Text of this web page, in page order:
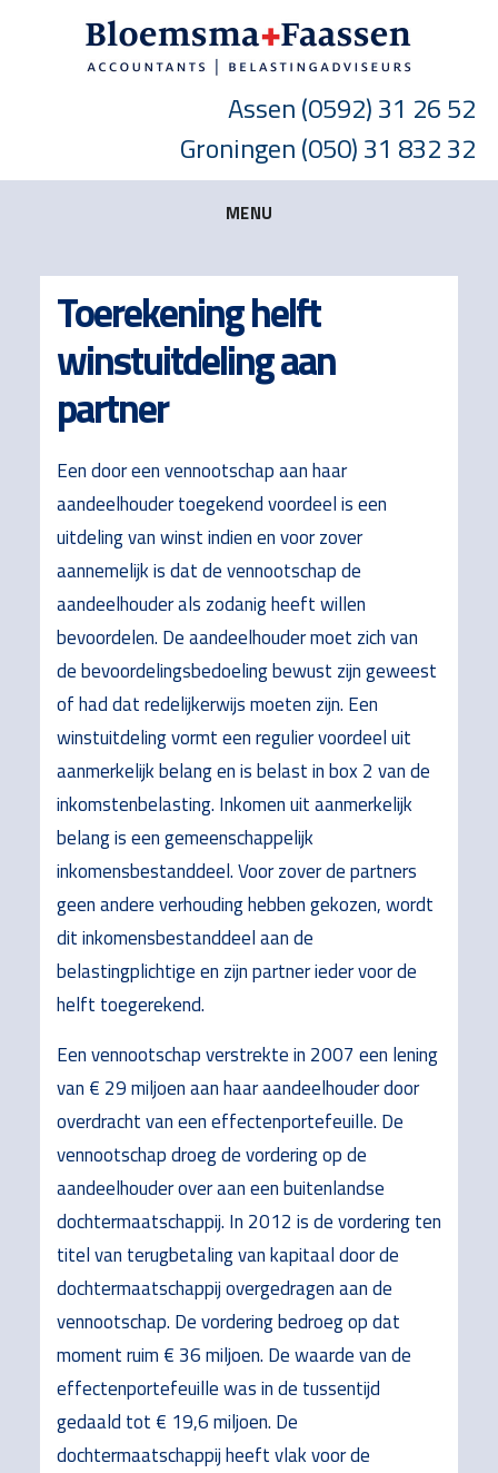
Assen(0592) 31 26 52
Groningen(050) 31 832 32
MENU
Toerekening helft
winstuitdeling aan
partner
Een door een vennootschap aan haar
aandeelhouder toegekend voordeel is een
uitdeling van winst indien en voor zover
aannemelijk is dat de vennootschap de
aandeelhouder als zodanig heeft willen
bevoordelen. De aandeelhouder moet zich van
de bevoordelingsbedoeling bewust zijn geweest
of had dat redelijkerwijs moeten zijn. Een
winstuitdeling vormt een regulier voordeel uit
aanmerkelijk belang en is belast in box 2 van de
inkomstenbelasting. Inkomen uit aanmerkelijk
belang is een gemeenschappelijk
inkomensbestanddeel. Voor zover de partners
geen andere verhouding hebben gekozen, wordt
dit inkomensbestanddeel aan de
belastingplichtige en zijn partner ieder voor de
helft toegerekend.
Een vennootschap verstrekte in 2007 een lening
van € 29 miljoen aan haar aandeelhouder door
overdracht van een effectenportefeuille. De
vennootschap droeg de vordering op de
aandeelhouder over aan een buitenlandse
dochtermaatschappij. In 2012 is de vordering ten
titel van terugbetaling van kapitaal door de
dochtermaatschappij overgedragen aan de
vennootschap. De vordering bedroeg op dat
moment ruim € 36 miljoen. De waarde van de
effectenportefeuille was in de tussentijd
gedaald tot € 19,6 miljoen. De
dochtermaatschappij heeft vlak voor de